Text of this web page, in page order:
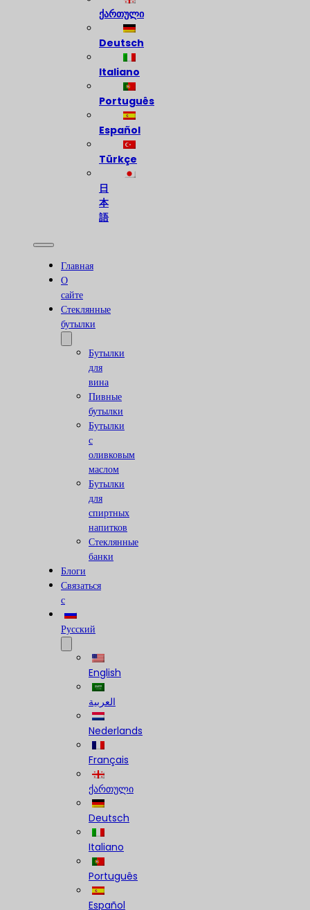
ქართული
Deutsch
Italiano
Português
Español
Türkçe
日
本
語
Главная
О
сайте
Стеклянные
бутылки
Бутылки
для
вина
Пивные
бутылки
Бутылки
с
оливковым
маслом
Бутылки
для
спиртных
напитков
Стеклянные
банки
Блоги
Связаться
с
Русский
English
العربية
Nederlands
Français
ქართული
Deutsch
Italiano
Português
Español